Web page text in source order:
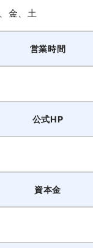
金、土
営業時間
公式HP
資本金